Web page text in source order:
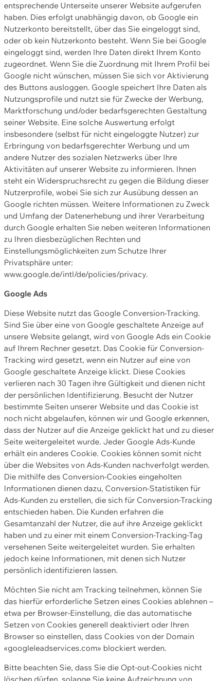
entsprechende Unterseite unserer Website aufgerufen
haben. Dies erfolgt unabhängig davon, ob Google ein
Nutzerkonto bereitstellt, über das Sie eingeloggt sind,
oder ob kein Nutzerkonto besteht. Wenn Sie bei Google
eingeloggt sind, werden Ihre Daten direkt Ihrem Konto
zugeordnet. Wenn Sie die Zuordnung mit Ihrem Profil bei
Google nicht wünschen, müssen Sie sich vor Aktivierung
des Buttons ausloggen. Google speichert Ihre Daten als
Nutzungsprofile und nutzt sie für Zwecke der Werbung,
Marktforschung und/oder bedarfsgerechten Gestaltung
seiner Website. Eine solche Auswertung erfolgt
insbesondere (selbst für nicht eingeloggte Nutzer) zur
Erbringung von bedarfsgerechter Werbung und um
andere Nutzer des sozialen Netzwerks über Ihre
Aktivitäten auf unserer Website zu informieren. Ihnen
steht ein Widerspruchsrecht zu gegen die Bildung dieser
Nutzerprofile, wobei Sie sich zur Ausübung dessen an
Google richten müssen. Weitere Informationen zu Zweck
und Umfang der Datenerhebung und ihrer Verarbeitung
durch Google erhalten Sie neben weiteren Informationen
zu Ihren diesbezüglichen Rechten und
Einstellungsmöglichkeiten zum Schutze Ihrer
Privatsphäre unter:
www.google.de/intl/de/policies/privacy.
Google Ads
Diese Website nutzt das Google Conversion-Tracking.
Sind Sie über eine von Google geschaltete Anzeige auf
unsere Website gelangt, wird von Google Ads ein Cookie
auf Ihrem Rechner gesetzt. Das Cookie für Conversion-
Tracking wird gesetzt, wenn ein Nutzer auf eine von
Google geschaltete Anzeige klickt. Diese Cookies
verlieren nach 30 Tagen ihre Gültigkeit und dienen nicht
der persönlichen Identifizierung. Besucht der Nutzer
bestimmte Seiten unserer Website und das Cookie ist
noch nicht abgelaufen, können wir und Google erkennen,
dass der Nutzer auf die Anzeige geklickt hat und zu dieser
Seite weitergeleitet wurde. Jeder Google Ads-Kunde
erhält ein anderes Cookie. Cookies können somit nicht
über die Websites von Ads-Kunden nachverfolgt werden.
Die mithilfe des Conversion-Cookies eingeholten
Informationen dienen dazu, Conversion-Statistiken für
Ads-Kunden zu erstellen, die sich für Conversion-Tracking
entschieden haben. Die Kunden erfahren die
Gesamtanzahl der Nutzer, die auf ihre Anzeige geklickt
haben und zu einer mit einem Conversion-Tracking-Tag
versehenen Seite weitergeleitet wurden. Sie erhalten
jedoch keine Informationen, mit denen sich Nutzer
persönlich identifizieren lassen.
Möchten Sie nicht am Tracking teilnehmen, können Sie
das hierfür erforderliche Setzen eines Cookies ablehnen –
etwa per Browser-Einstellung, die das automatische
Setzen von Cookies generell deaktiviert oder Ihren
Browser so einstellen, dass Cookies von der Domain
«googleleadservices.com» blockiert werden.
Bitte beachten Sie, dass Sie die Opt-out-Cookies nicht